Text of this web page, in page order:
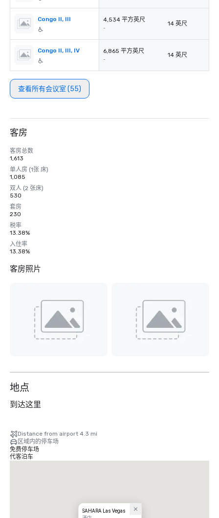
Congo II, III 4,534 平方英尺
-
14 英尺
Congo II, III, IV 6,865 平方英尺
-
14 英尺
查看所有会议室 (55)
客房
客房总数
1,613
单人房 (1张 床)
1,085
双人 (2 张床)
530
套房
230
税率
13.38%
入住率
13.38%
客房照片
地点
到达这里
Distance from airport 4.3 mi
区域内的停车场
免费停车场
代客泊车
SAHARA Las Vegas